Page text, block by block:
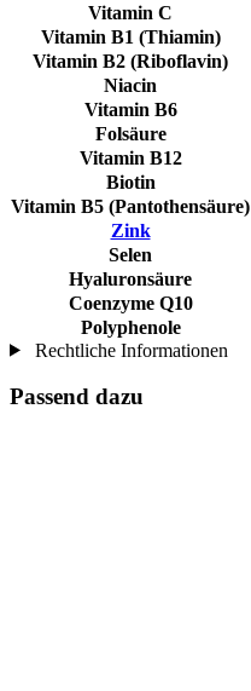
Vitamin C
Vitamin B1 (Thiamin)
Vitamin B2 (Riboflavin)
Niacin
Vitamin B6
Folsäure
Vitamin B12
Biotin
Vitamin B5 (Pantothensäure)
Zink
Selen
Hyaluronsäure
Coenzyme Q10
Polyphenole
Rechtliche Informationen
Passend dazu